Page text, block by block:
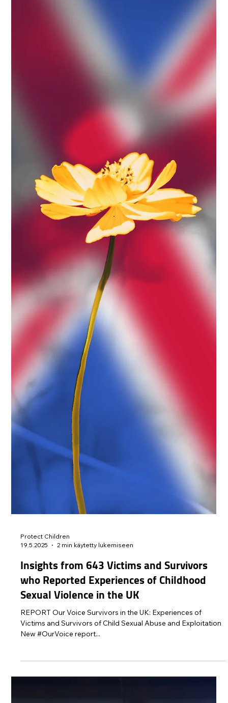
2 min käytetty lukemiseen
Meidän Äänemme – Miesselviytyjien
kokemuksia lapsuudessa koetusta
seksuaaliväkivallasta
Arviolta yksi seitsemästä pojasta on kokenut lapsuudessaan
seksuaaliväkivaltaa, mutta poikien kokemukset jäävät silti
usein piiloon. Tämä raportti nostaa esille 1431 miesselviytyjän
ääntä ja viisautta.